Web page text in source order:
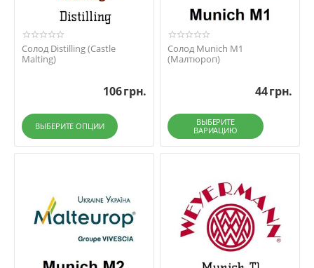
Солод Distilling (Castle
Malting)
106грн.
ВЫБЕРИТЕ ОПЦИИ
Солод Munich M1
(Малтюроп)
44грн.
ВЫБЕРИТЕ
ВАРИАЦИЮ